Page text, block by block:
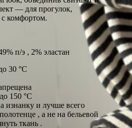
— для прогулок,
комфортом.
п/э , 2% эластан
30 °C
150 °C
и лучше всего
, а не на бельевой
ткань .